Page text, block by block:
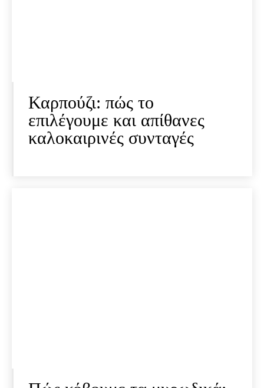
Καρπούζι: πώς το
επιλέγουμε και απίθανες
καλοκαιρινές συνταγές